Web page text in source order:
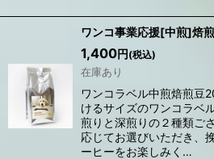
ワンコ事業応援[中煎]焙
1,400円 (税込)
在庫あり
ワンコラベル中煎焙煎豆
けるサイズのワンコラベ
煎りと深煎りの２種類ご
応じてお選びいただき、
ーヒーをお楽しみく…